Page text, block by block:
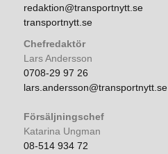
redaktion@transportnytt.se
transportnytt.se
Chefredaktör
Lars Andersson
0708-29 97 26
lars.andersson@transportnytt.se
Försäljningschef
Katarina Ungman
08-514 934 72